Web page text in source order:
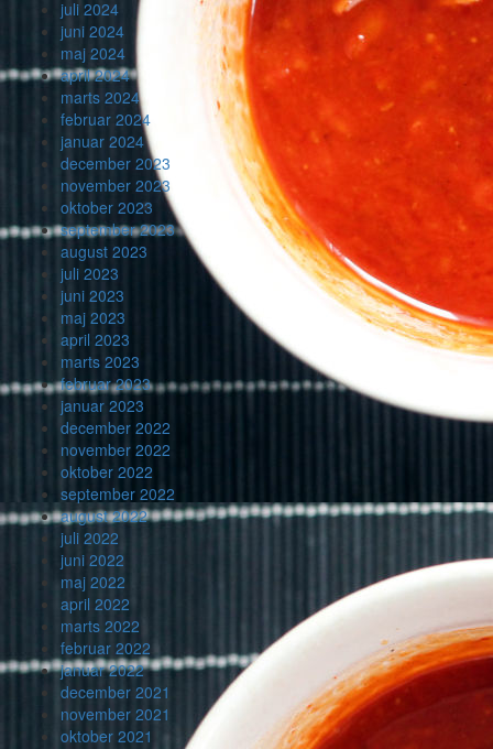
juli 2024
juni 2024
maj 2024
april 2024
marts 2024
februar 2024
januar 2024
december 2023
november 2023
oktober 2023
september 2023
august 2023
juli 2023
juni 2023
maj 2023
april 2023
marts 2023
februar 2023
januar 2023
december 2022
november 2022
oktober 2022
september 2022
august 2022
juli 2022
juni 2022
maj 2022
april 2022
marts 2022
februar 2022
januar 2022
december 2021
november 2021
oktober 2021